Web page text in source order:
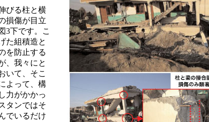
びる柱と横
損傷が目立
3下です。こ
た組積造と
を防止する
、我々にと
いて、そこ
よって、構
力がかかっ
タンではそ
でいるだけ